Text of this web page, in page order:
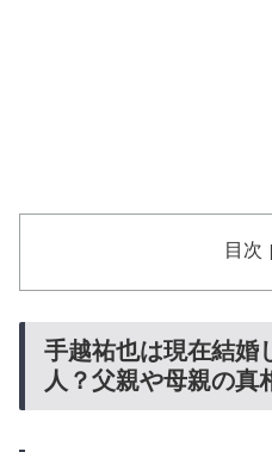
目次
手越祐也は現在結婚
人？父親や母親の真